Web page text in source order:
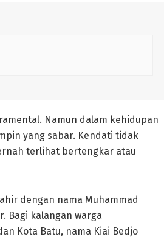
Namun dalam kehidupan
yang sabar. Kendati tidak
terlihat bertengkar atau
dengan nama Muhammad
Bagi kalangan warga
Kota Batu, nama Kiai Bedjo